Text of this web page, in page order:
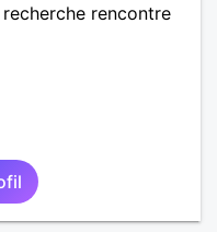
rencontre